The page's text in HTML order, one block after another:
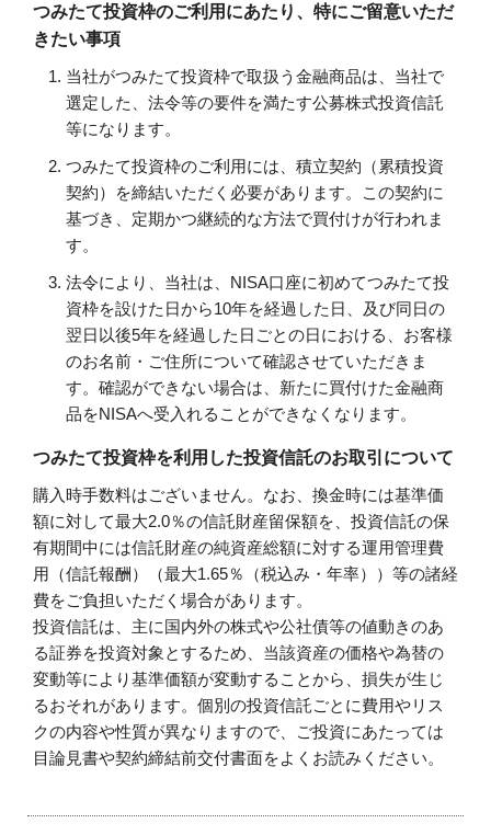
つみたて投資枠のご利用にあたり、特にご留意いただ
きたい事項
当社がつみたて投資枠で取扱う金融商品は、当社で
選定した、法令等の要件を満たす公募株式投資信託
等になります。
つみたて投資枠のご利用には、積立契約（累積投資
契約）を締結いただく必要があります。この契約に
基づき、定期かつ継続的な方法で買付けが行われま
す。
法令により、当社は、NISA口座に初めてつみたて投
資枠を設けた日から10年を経過した日、及び同日の
翌日以後5年を経過した日ごとの日における、お客様
のお名前・ご住所について確認させていただきま
す。確認ができない場合は、新たに買付けた金融商
品をNISAへ受入れることができなくなります。
つみたて投資枠を利用した投資信託のお取引について
購入時手数料はございません。なお、換金時には基準価
額に対して最大2.0％の信託財産留保額を、投資信託の保
有期間中には信託財産の純資産総額に対する運用管理費
用（信託報酬）（最大1.65％（税込み・年率））等の諸経
費をご負担いただく場合があります。
投資信託は、主に国内外の株式や公社債等の値動きのあ
る証券を投資対象とするため、当該資産の価格や為替の
変動等により基準価額が変動することから、損失が生じ
るおそれがあります。個別の投資信託ごとに費用やリス
クの内容や性質が異なりますので、ご投資にあたっては
目論見書や契約締結前交付書面をよくお読みください。